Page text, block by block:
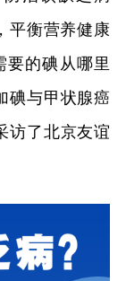
平衡营养健康
要的碘从哪里
碘与甲状腺癌
访了北京友谊